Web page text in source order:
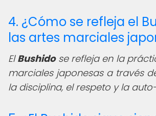
4. ¿Cómo se refleja el
las artes marciales
ElBushidose refleja en la
marciales japonesas a través
la disciplina, el respeto y la